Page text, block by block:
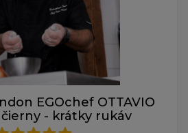
EGOchef OTTAVIO
- krátky rukáv